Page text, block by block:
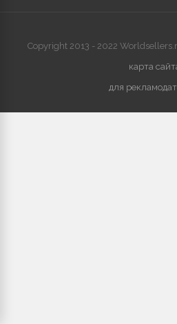
Copyright 2013 - 2022
карта
для